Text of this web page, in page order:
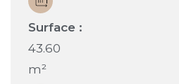
Surface :
43.60
m²